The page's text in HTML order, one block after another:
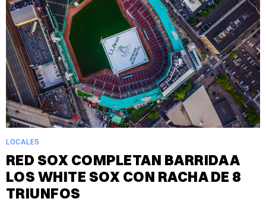
LOCALES
RED SOX COMPLETAN BARRIDA A
LOS WHITE SOX CON RACHA DE 8
TRIUNFOS